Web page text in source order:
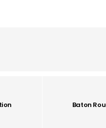
Baton